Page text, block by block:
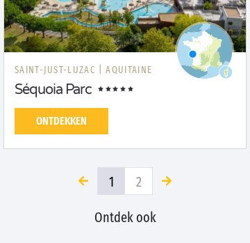
SAINT-JUST-LUZAC | AQUITAINE
Séquoia Parc
ONTDEKKEN
1 2
Ontdek ook